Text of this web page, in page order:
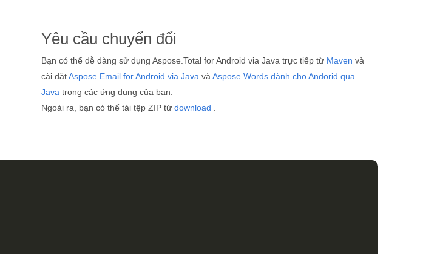
Yêu cầu chuyển đổi
Bạn có thể dễ dàng sử dụng Aspose.Total for Android via Java trực tiếp từ Maven và
cài đặtAspose.Email for Android via Java và Aspose.Words dành cho Andorid qua
Java trong các ứng dụng của bạn.
Ngoài ra, bạn có thể tải tệp ZIP từ download